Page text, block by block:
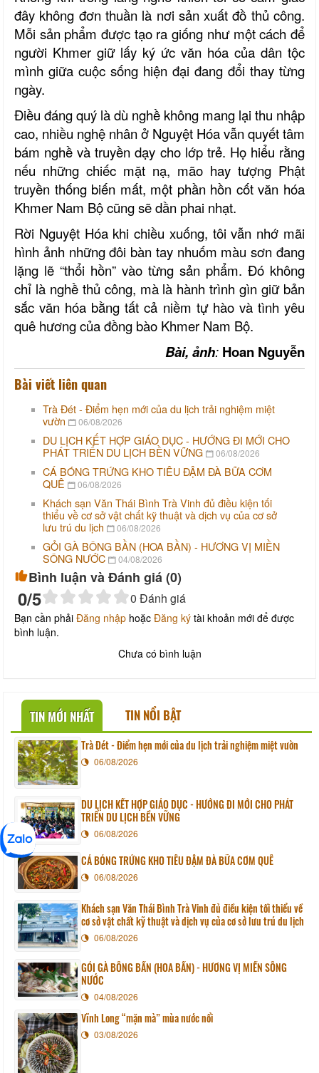
đây không đơn thuần là nơi sản xuất đồ thủ công.
Mỗi sản phẩm được tạo ra giống như một cách để
người Khmer giữ lấy ký ức văn hóa của dân tộc
mình giữa cuộc sống hiện đại đang đổi thay từng
ngày.
Điều đáng quý là dù nghề không mang lại thu nhập
cao, nhiều nghệ nhân ở Nguyệt Hóa vẫn quyết tâm
bám nghề và truyền dạy cho lớp trẻ. Họ hiểu rằng
nếu những chiếc mặt nạ, mão hay tượng Phật
truyền thống biến mất, một phần hồn cốt văn hóa
Khmer Nam Bộ cũng sẽ dần phai nhạt.
Rời Nguyệt Hóa khi chiều xuống, tôi vẫn nhớ mãi
hình ảnh những đôi bàn tay nhuốm màu sơn đang
lặng lẽ “thổi hồn” vào từng sản phẩm. Đó không
chỉ là nghề thủ công, mà là hành trình gìn giữ bản
sắc văn hóa bằng tất cả niềm tự hào và tình yêu
quê hương của đồng bào Khmer Nam Bộ.
Bài, ảnh: Hoan Nguyễn
Bài viết liên quan
Trà Đét - Điểm hẹn mới của du lịch trải nghiệm miệt
vườn
06/08/2026
DU LỊCH KẾT HỢP GIÁO DỤC - HƯỚNG ĐI MỚI CHO
PHÁT TRIỂN DU LỊCH BỀN VỮNG
06/08/2026
CÁ BÓNG TRỨNG KHO TIÊU ĐẬM ĐÀ BỮA CƠM
QUÊ
06/08/2026
Khách sạn Văn Thái Bình Trà Vinh đủ điều kiện tối
thiểu về cơ sở vật chất kỹ thuật và dịch vụ của cơ sở
lưu trú du lịch
06/08/2026
GỎI GÀ BÔNG BẦN (HOA BẦN) - HƯƠNG VỊ MIỀN
SÔNG NƯỚC
04/08/2026
Bình luận và Đánh giá (0)
0/5 0 Đánh giá
Bạn cần phải Đăng nhập hoặc Đăng ký tài khoản mới để được
bình luận.
Chưa có bình luận
TIN MỚI NHẤT TIN NỔI BẬT
Trà Đét - Điểm hẹn mới của du lịch trải nghiệm miệt vườn
06/08/2026
DU LỊCH KẾT HỢP GIÁO DỤC - HƯỚNG ĐI MỚI CHO PHÁT
TRIỂN DU LỊCH BỀN VỮNG
06/08/2026
CÁ BÓNG TRỨNG KHO TIÊU ĐẬM ĐÀ BỮA CƠM QUÊ
06/08/2026
Khách sạn Văn Thái Bình Trà Vinh đủ điều kiện tối thiểu về
cơ sở vật chất kỹ thuật và dịch vụ của cơ sở lưu trú du lịch
06/08/2026
GỎI GÀ BÔNG BẦN (HOA BẦN) - HƯƠNG VỊ MIỀN SÔNG
NƯỚC
04/08/2026
Vĩnh Long “mặn mà” mùa nước nổi
03/08/2026